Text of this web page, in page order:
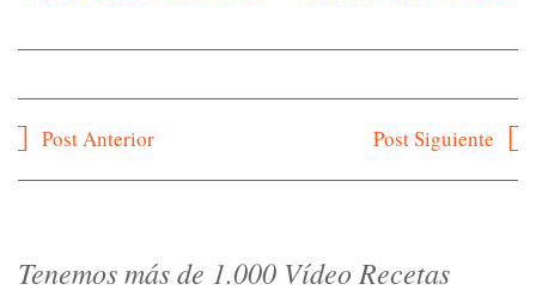
Navegación
Post Anterior Post Siguiente
Tenemos más de 1.000 Vídeo Recetas